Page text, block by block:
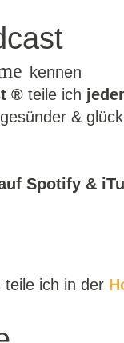
kennen
® teile ich
&
Spotify &
teile ich in der